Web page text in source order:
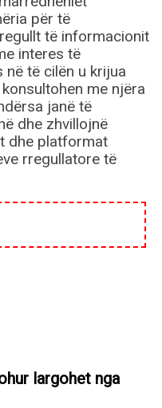
për të
të informacionit
interes të
të cilën u krijua
me njëra
janë të
dhe zhvillojnë
dhe platformat
rregullatore të
largohet nga